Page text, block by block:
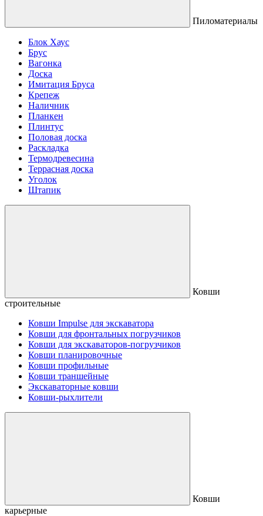
Пиломатериалы
Блок Хаус
Брус
Вагонка
Доска
Имитация Бруса
Крепеж
Наличник
Планкен
Плинтус
Половая доска
Раскладка
Термодревесина
Террасная доска
Уголок
Штапик
Ковши
строительные
Ковши Impulse для экскаватора
Ковши для фронтальных погрузчиков
Ковши для экскаваторов-погрузчиков
Ковши планировочные
Ковши профильные
Ковши траншейные
Экскаваторные ковши
Ковши-рыхлители
Ковши
карьерные